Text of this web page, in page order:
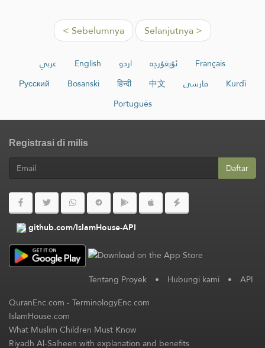
< Sebelumnya Selanjutnya >
عربي English اردو ئۇيغۇرچە
Français
Русский
Bosanski हिन्दी 中文 فارسی
Kurdî
Português
Registrasi di milis
Daftar
github.com/IslamHouse-API
Tentang Proyek • Hubungi kami • API
QuranEnc.com-TerminologyEnc.com
IslamHouse.com
What Muslim Children Must Know
Riyadh Al-Salheen with explanation and benefits